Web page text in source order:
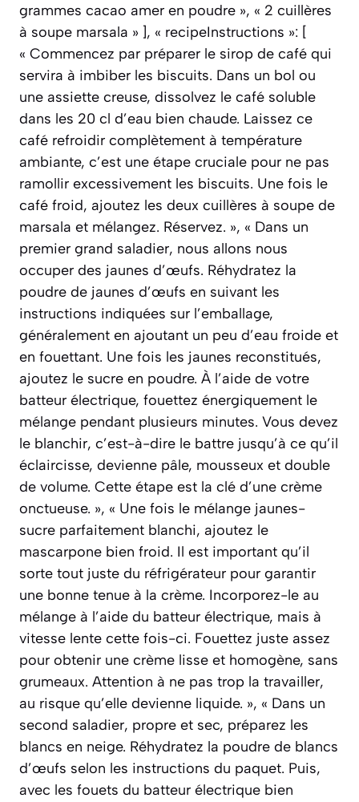
grammes cacao amer en poudre », « 2 cuillères
à soupe marsala » ], « recipeInstructions »: [
« Commencez par préparer le sirop de café qui
servira à imbiber les biscuits. Dans un bol ou
une assiette creuse, dissolvez le café soluble
dans les 20 cl d’eau bien chaude. Laissez ce
café refroidir complètement à température
ambiante, c’est une étape cruciale pour ne pas
ramollir excessivement les biscuits. Une fois le
café froid, ajoutez les deux cuillères à soupe de
marsala et mélangez. Réservez. », « Dans un
premier grand saladier, nous allons nous
occuper des jaunes d’œufs. Réhydratez la
poudre de jaunes d’œufs en suivant les
instructions indiquées sur l’emballage,
généralement en ajoutant un peu d’eau froide et
en fouettant. Une fois les jaunes reconstitués,
ajoutez le sucre en poudre. À l’aide de votre
batteur électrique, fouettez énergiquement le
mélange pendant plusieurs minutes. Vous devez
le blanchir, c’est-à-dire le battre jusqu’à ce qu’il
éclaircisse, devienne pâle, mousseux et double
de volume. Cette étape est la clé d’une crème
onctueuse. », « Une fois le mélange jaunes-
sucre parfaitement blanchi, ajoutez le
mascarpone bien froid. Il est important qu’il
sorte tout juste du réfrigérateur pour garantir
une bonne tenue à la crème. Incorporez-le au
mélange à l’aide du batteur électrique, mais à
vitesse lente cette fois-ci. Fouettez juste assez
pour obtenir une crème lisse et homogène, sans
grumeaux. Attention à ne pas trop la travailler,
au risque qu’elle devienne liquide. », « Dans un
second saladier, propre et sec, préparez les
blancs en neige. Réhydratez la poudre de blancs
d’œufs selon les instructions du paquet. Puis,
avec les fouets du batteur électrique bien